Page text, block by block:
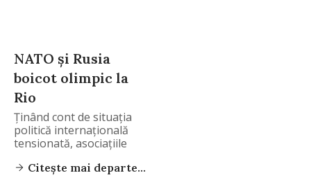
NATO și Rusia
boicot olimpic la
Rio
Ținând cont de situația
politică internațională
tensionată, asociațiile
Citește mai departe...